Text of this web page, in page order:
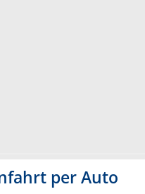
per Auto